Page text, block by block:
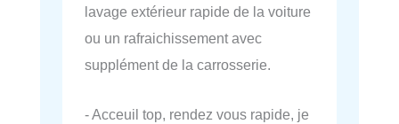
lavage extérieur rapide de la voiture
ou un rafraichissement avec
supplément de la carrosserie.
- Acceuil top, rendez vous rapide, je